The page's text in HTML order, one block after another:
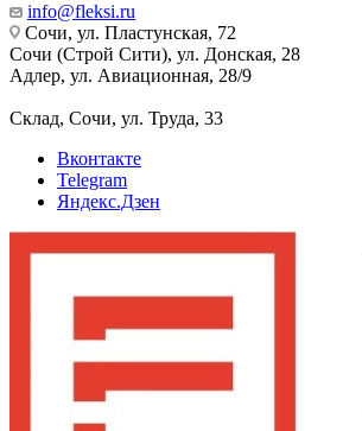
info@fleksi.ru
Сочи, ул. Пластунская, 72
Сочи (Строй Сити), ул. Донская, 28
Адлер, ул. Авиационная, 28/9
Склад, Сочи, ул. Труда, 33
Вконтакте
Telegram
Яндекс.Дзен